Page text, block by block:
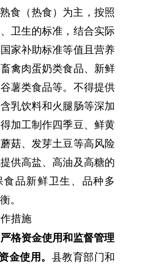
食（热食）为主，按照
卫生的标准，结合实际
家补助标准等值且营养
禽肉蛋奶类食品、新鲜
薯类食品等。 不得提供
乳饮料和火腿肠等深加
加工制作四季豆、鲜黄
菇、发芽土豆等高风险
供高盐、高油及高糖的
食品新鲜卫生、品种多
。
措施
严格资金使用和监督管理
金使用。 县教育部门和